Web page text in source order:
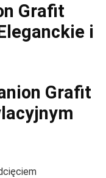
Grafit
i
Grafit